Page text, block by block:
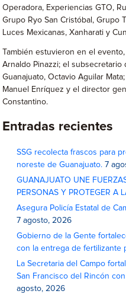
Operadora, Experiencias GTO,
Grupo Ryo San Cristóbal, Grupo
Luces Mexicanas, Xanharati y
También estuvieron en el
Arnaldo Pinazzi; el subsecretario
Guanajuato, Octavio Aguilar
Manuel Enríquez y el director
Constantino.
Entradas recientes
SSG recolecta frascos para
noreste de Guanajuato. 7
GUANAJUATO UNE
PERSONAS Y PROTEGER A
Asegura Policía Estatal de
7 agosto, 2026
Gobierno de la Gente
con la entrega de fertilizante
La Secretaria del Campo
San Francisco del Rincón
agosto, 2026